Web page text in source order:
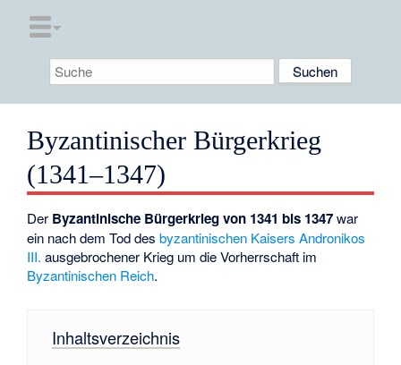
Byzantinischer Bürgerkrieg
(1341–1347)
Der Byzantinische Bürgerkrieg von 1341 bis 1347war
ein nach dem Tod desbyzantinischen Kaisers Andronikos
III. ausgebrochener Krieg um die Vorherrschaft im
Byzantinischen Reich.
Inhaltsverzeichnis